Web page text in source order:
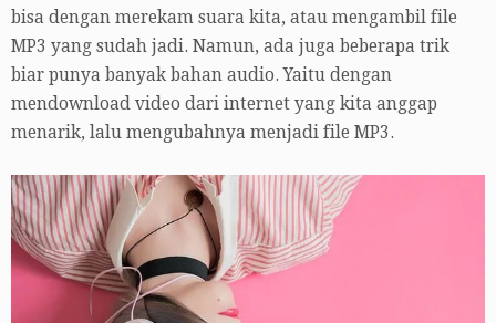
bisa dengan merekam suara kita, atau mengambil file
MP3 yang sudah jadi. Namun, ada juga beberapa trik
biar punya banyak bahan audio. Yaitu dengan
mendownload video dari internet yang kita anggap
menarik, lalu mengubahnya menjadi file MP3.